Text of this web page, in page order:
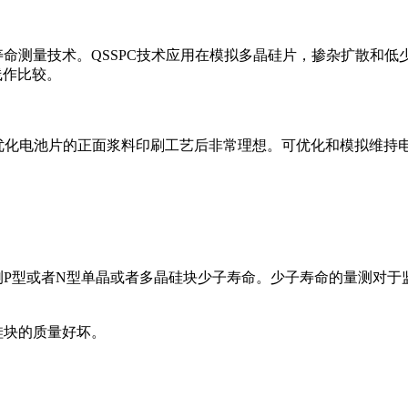
测量技术。QSSPC技术应用在模拟多晶硅片，掺杂扩散和
比较。
电池片的正面浆料印刷工艺后非常理想。可优化和模拟维
型或者N型单晶或者多晶硅块少子寿命。少子寿命的量测对
的质量好坏。